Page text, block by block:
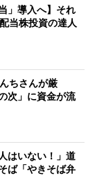
」導入へ】それ
当株投資の達人
ちさんが厳
次」に資金が流
はいない！」道
ば「やきそば弁